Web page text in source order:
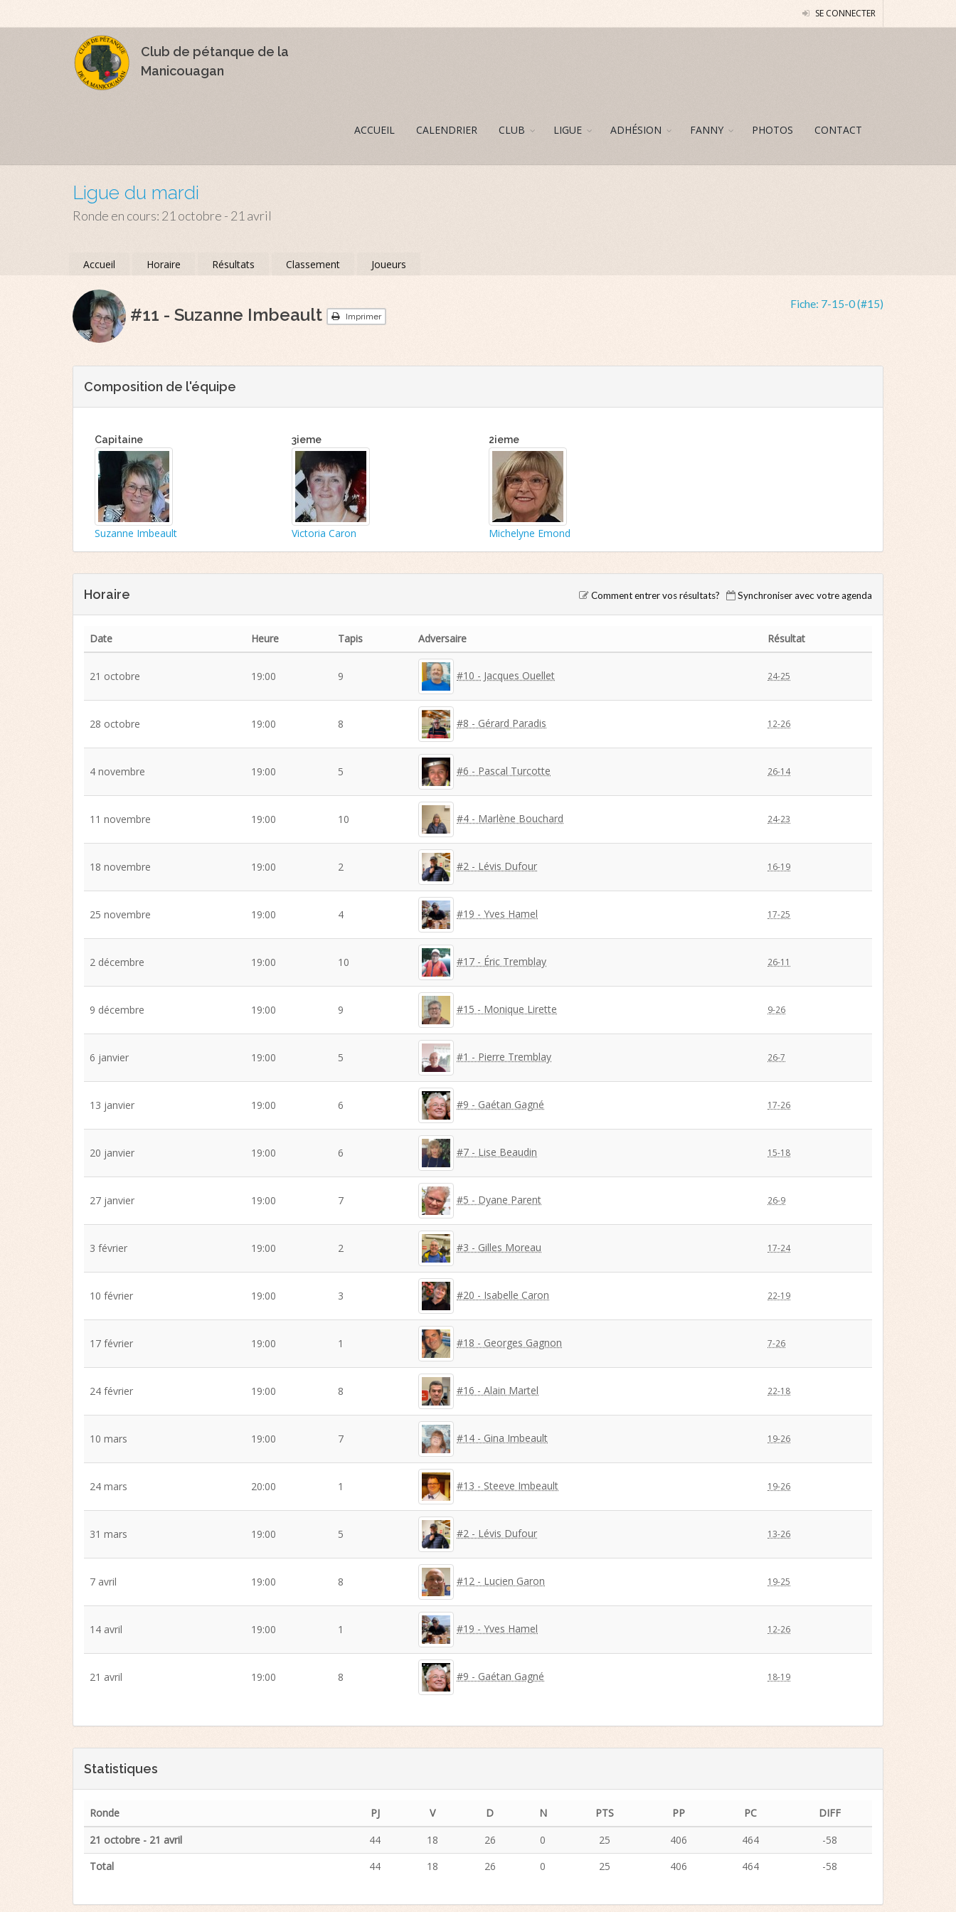
SE CONNECTER
Club de pétanque de la
Manicouagan
ACCUEIL CALENDRIER CLUB LIGUE ADHÉSION FANNY PHOTOS CONTACT
Ligue du mardi
Ronde en cours: 21 octobre - 21 avril
Accueil Horaire Résultats Classement Joueurs
#11 - Suzanne Imbeault Imprimer
Fiche: 7-15-0 (#15)
Composition de l'équipe
Capitaine
Suzanne Imbeault
3ieme
Victoria Caron
2ieme
Michelyne Emond
Horaire Comment entrer vos résultats? Synchroniser avec votre agenda
Date Heure Tapis Adversaire Résultat
21 octobre 19:00 9 #10 - Jacques Ouellet 24-25
28 octobre 19:00 8 #8 - Gérard Paradis 12-26
4 novembre 19:00 5 #6 - Pascal Turcotte 26-14
11 novembre 19:00 10 #4 - Marlène Bouchard 24-23
18 novembre 19:00 2 #2 - Lévis Dufour 16-19
25 novembre 19:00 4 #19 - Yves Hamel 17-25
2 décembre 19:00 10 #17 - Éric Tremblay 26-11
9 décembre 19:00 9 #15 - Monique Lirette 9-26
6 janvier 19:00 5 #1 - Pierre Tremblay 26-7
13 janvier 19:00 6 #9 - Gaétan Gagné 17-26
20 janvier 19:00 6 #7 - Lise Beaudin 15-18
27 janvier 19:00 7 #5 - Dyane Parent 26-9
3 février 19:00 2 #3 - Gilles Moreau 17-24
10 février 19:00 3 #20 - Isabelle Caron 22-19
17 février 19:00 1 #18 - Georges Gagnon 7-26
24 février 19:00 8 #16 - Alain Martel 22-18
10 mars 19:00 7 #14 - Gina Imbeault 19-26
24 mars 20:00 1 #13 - Steeve Imbeault 19-26
31 mars 19:00 5 #2 - Lévis Dufour 13-26
7 avril 19:00 8 #12 - Lucien Garon 19-25
14 avril 19:00 1 #19 - Yves Hamel 12-26
21 avril 19:00 8 #9 - Gaétan Gagné 18-19
Statistiques
Ronde PJ V D N PTS PP PC
DIFF
21 octobre - 21 avril
44 18 26 0 25 406 464
-58
Total
44 18 26 0 25 406 464 -58